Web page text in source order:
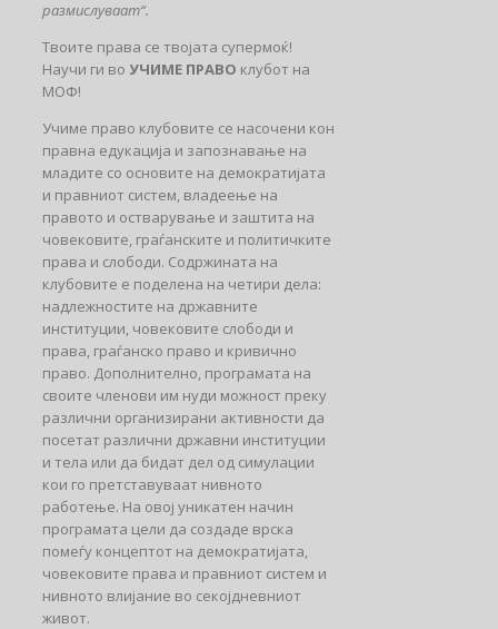
размислуваат“.
Твоите права се твојата супермоќ!
Научи ги во УЧИМЕ ПРАВО клубот на
МОФ!
Учиме право клубовите се насочени кон
правна едукација и запознавање на
младите со основите на демократијата
и правниот систем, владеење на
правото и остварување и заштита на
човековите, граѓанските и политичките
права и слободи. Содржината на
клубовите е поделена на четири дела:
надлежностите на државните
институции, човековите слободи и
права, граѓанско право и кривично
право. Дополнително, програмата на
своите членови им нуди можност преку
различни организирани активности да
посетат различни држaвни институции
и тела или да бидат дел од симулации
кои го претставуваат нивното
работење. На овој уникатен начин
програмата цели да создаде врска
помеѓу концептот на демократијата,
човековите права и правниот систем и
нивното влијание во секојдневниот
живот.